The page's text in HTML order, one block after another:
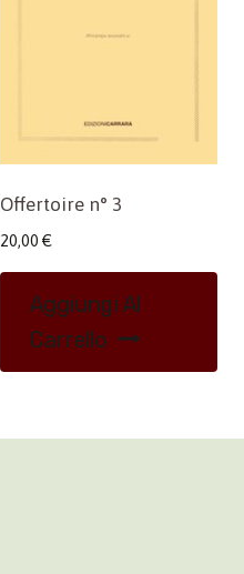
Offertoire n° 3
20,00 €
Aggiungi Al
Carrello